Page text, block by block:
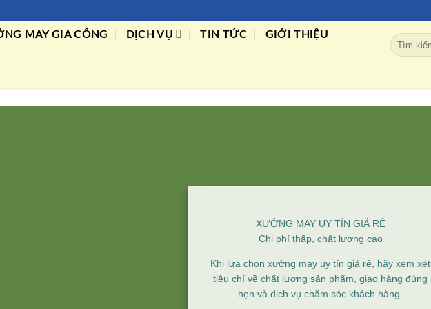
MAY GIA CÔNG DỊCH VỤ TIN TỨC GIỚI THIỆU
Tìm
kiếm:
XƯỞNG MAY UY TÍN GIÁ RẺ
Chi phí thấp, chất lượng cao
Khi lựa chọn xưởng may uy tín giá rẻ, hãy xem xét
tiêu chí về chất lượng sản phẩm, giao hàng đúng
hẹn và dịch vụ chăm sóc khách hàng.